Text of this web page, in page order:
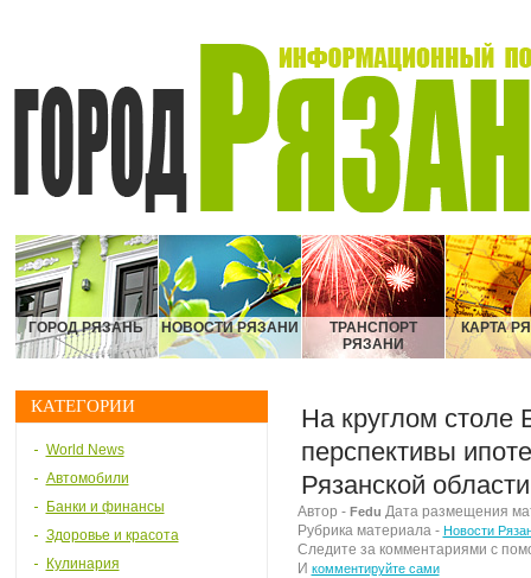
ГОРОД РЯЗАНЬ НОВОСТИ РЯЗАНИ
ТРАНСПОРТ
РЯЗАНИ
КАРТА
КАТЕГОРИИ
World News
Автомобили
Банки и финансы
Здоровье и красота
Кулинария
На круглом столе
перспективы
Рязанской области
Автор - Fedu Дата размещения
Рубрика материала - Новости
Следите за комментариями с
И комментируйте сами